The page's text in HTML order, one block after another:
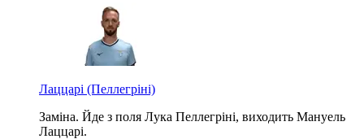
Лаццарі (Пеллегріні)
Заміна. Йде з поля Лука Пеллегріні, виходить Мануель
Лаццарі.